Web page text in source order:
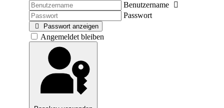
Benutzername
Passwort
Passwort anzeigen
Angemeldet bleiben